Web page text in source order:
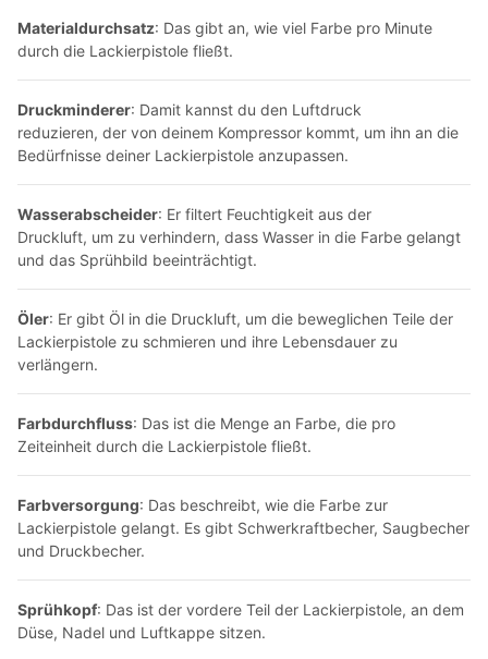
Materialdurchsatz: Das gibt an, wie viel Farbe pro Minute
durch die Lackierpistole fließt.
Druckminderer: Damit kannst du den Luftdruck
reduzieren, der von deinem Kompressor kommt, um ihn an die
Bedürfnisse deiner Lackierpistole anzupassen.
Wasserabscheider: Er filtert Feuchtigkeit aus der
Druckluft, um zu verhindern, dass Wasser in die Farbe gelangt
und das Sprühbild beeinträchtigt.
Öler: Er gibt Öl in die Druckluft, um die beweglichen Teile der
Lackierpistole zu schmieren und ihre Lebensdauer zu
verlängern.
Farbdurchfluss: Das ist die Menge an Farbe, die pro
Zeiteinheit durch die Lackierpistole fließt.
Farbversorgung: Das beschreibt, wie die Farbe zur
Lackierpistole gelangt. Es gibt Schwerkraftbecher, Saugbecher
und Druckbecher.
Sprühkopf: Das ist der vordere Teil der Lackierpistole, an dem
Düse, Nadel und Luftkappe sitzen.